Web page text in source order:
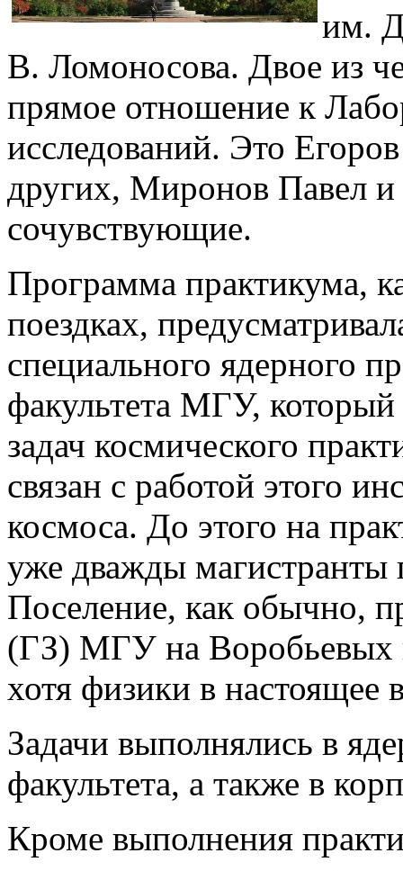
им.
В. Ломоносова. Двое из
прямое отношение к
исследований. Это
других, Миронов Павел
сочувствующие.
Программа практикума,
поездках,
специального ядерного
факультета МГУ,
задач коcмического
связан с работой этого
космоса. До этого на
уже дважды
Поселение, как обычно,
(ГЗ) МГУ на Воробьевых
хотя физики в
Задачи выполнялись в
факультета, а также в
Кроме выполнения